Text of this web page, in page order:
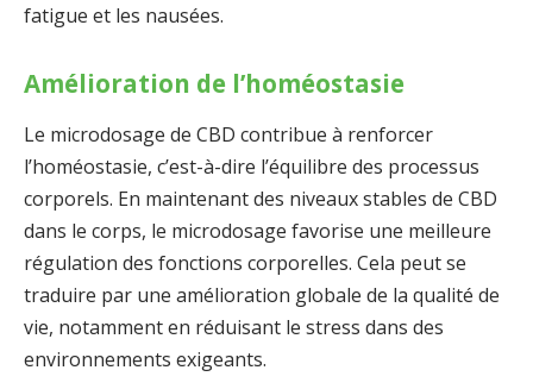
fatigue et les nausées.
Amélioration de l’homéostasie
Le microdosage de CBD contribue à renforcer
l’homéostasie, c’est-à-dire l’équilibre des processus
corporels. En maintenant des niveaux stables de CBD
dans le corps, le microdosage favorise une meilleure
régulation des fonctions corporelles. Cela peut se
traduire par une amélioration globale de la qualité de
vie, notamment en réduisant le stress dans des
environnements exigeants.